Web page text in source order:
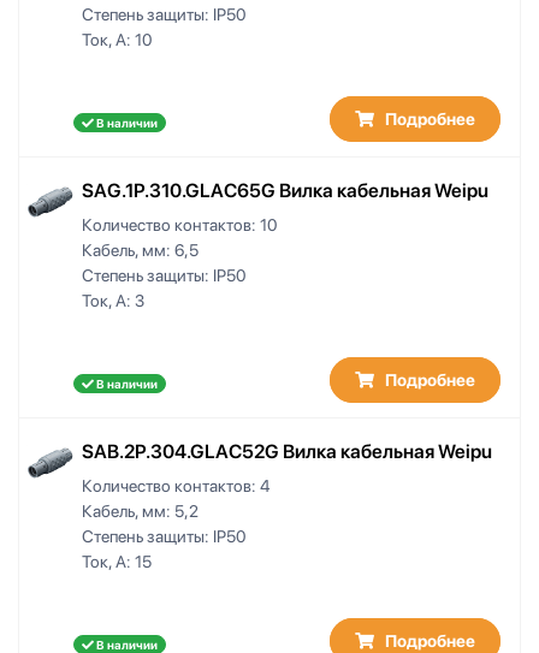
Степень защиты: IP50
Ток, А: 10
В наличии Подробнее
SAG.1P.310.GLAC65G Вилка кабельная Weipu
Количество контактов: 10
Кабель, мм: 6,5
Степень защиты: IP50
Ток, А: 3
В наличии Подробнее
SAB.2P.304.GLAC52G Вилка кабельная Weipu
Количество контактов: 4
Кабель, мм: 5,2
Степень защиты: IP50
Ток, А: 15
В наличии Подробнее